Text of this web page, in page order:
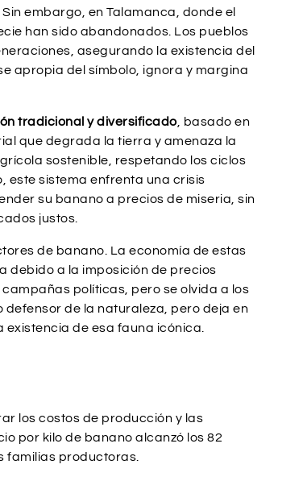
embargo, en Talamanca, donde el
han sido abandonados. Los pueblos
asegurando la existencia del
apropia del símbolo, ignora y margina
tradicional y diversificado, basado en
que degrada la tierra y amenaza la
sostenible, respetando los ciclos
este sistema enfrenta una crisis
su banano a precios de miseria, sin
justos.
de banano. La economía de estas
debido a la imposición de precios
políticas, pero se olvida a los
defensor de la naturaleza, pero deja en
de esa fauna icónica.
los costos de producción y las
por kilo de banano alcanzó los 82
familias productoras.